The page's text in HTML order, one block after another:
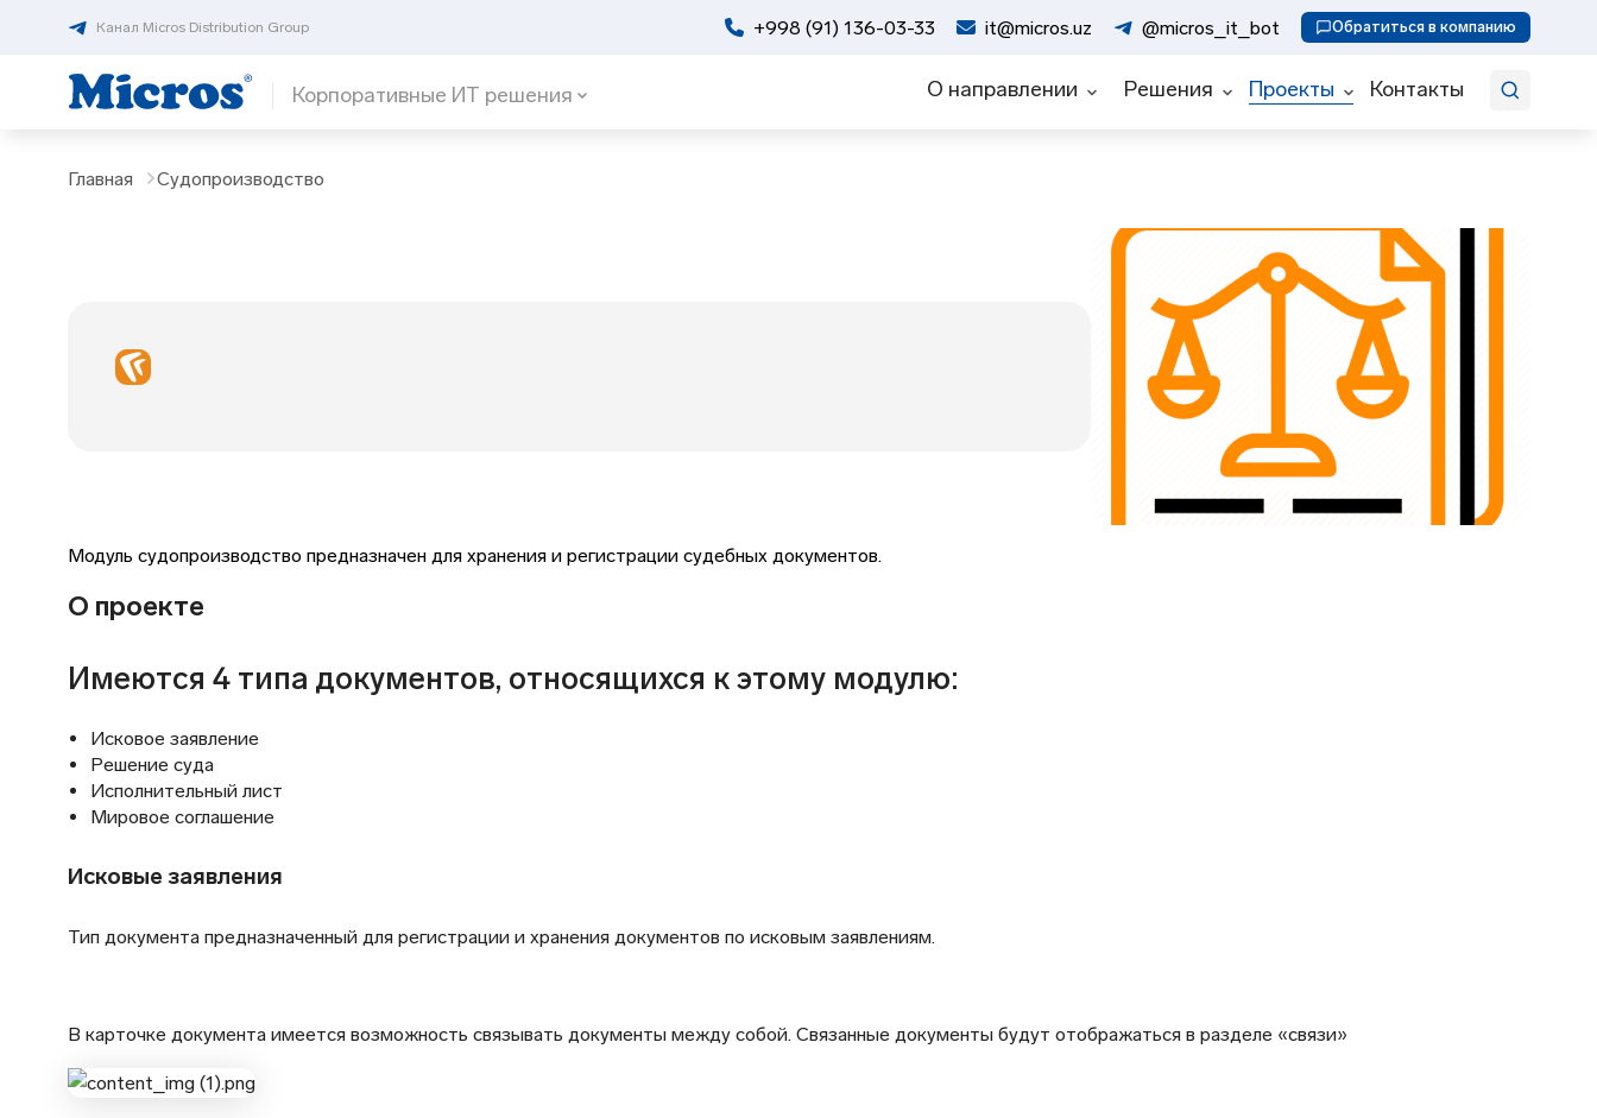
Искать
Канал Micros Distribution Group +998 (91) 136-03-33 it@micros.uz @micros_it_bot Обратиться в компанию
Корпоративные ИТ решения О направлении Решения Проекты Контакты
Главная Судопроизводство
Модуль судопроизводство предназначен для хранения и регистрации судебных документов.
О проекте
Имеются 4 типа документов, относящихся к этому модулю:
Исковое заявление
Решение суда
Исполнительный лист
Мировое соглашение
Исковые заявления
Тип документа предназначенный для регистрации и хранения документов по исковым заявлениям.
В карточке документа имеется возможность связывать документы между собой. Связанные документы будут отображаться в разделе «связи»